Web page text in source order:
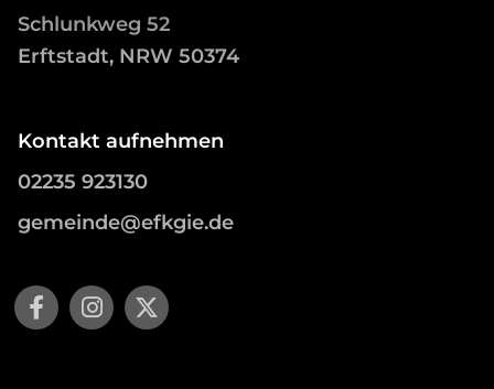
Schlunkweg 52
Erftstadt, NRW 50374
Kontakt aufnehmen
02235 923130
gemeinde@efkgie.de